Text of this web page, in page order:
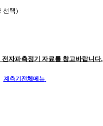
선택)
자파측정기 자료를 참고바랍니다.
계측기전체메뉴